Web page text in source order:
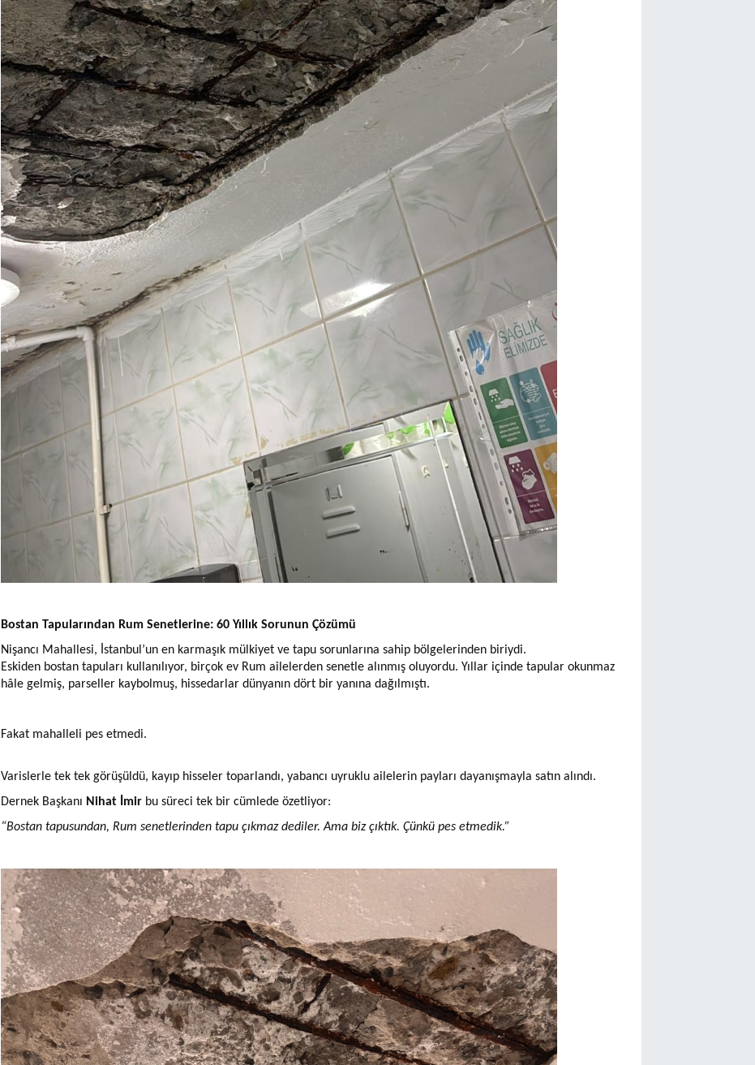
Bostan Tapularından Rum Senetlerine: 60 Yıllık Sorunun Çözümü
Nişancı Mahallesi, İstanbul’un en karmaşık mülkiyet ve tapu sorunlarına sahip bölgelerinden biriydi.
Eskiden bostan tapuları kullanılıyor, birçok ev Rum ailelerden senetle alınmış oluyordu. Yıllar içinde tapular okunmaz
hâle gelmiş, parseller kaybolmuş, hissedarlar dünyanın dört bir yanına dağılmıştı.
Fakat mahalleli pes etmedi.
Varislerle tek tek görüşüldü, kayıp hisseler toparlandı, yabancı uyruklu ailelerin payları dayanışmayla satın alındı.
Dernek Başkanı Nihat İmirbu süreci tek bir cümlede özetliyor:
“Bostan tapusundan, Rum senetlerinden tapu çıkmaz dediler. Ama biz çıktık. Çünkü pes etmedik.”